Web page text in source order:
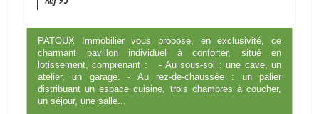
PATOUX Immobilier vous propose, en exclusivité, ce
charmant pavillon individuel à conforter, situé en
lotissement, comprenant : - Au sous-sol : une cave, un
atelier, un garage. - Au rez-de-chaussée : un palier
distribuant un espace cuisine, trois chambres à coucher,
un séjour, une salle...